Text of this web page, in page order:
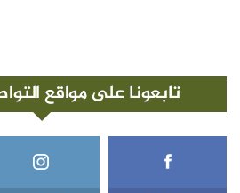
تابعونا على مواقع